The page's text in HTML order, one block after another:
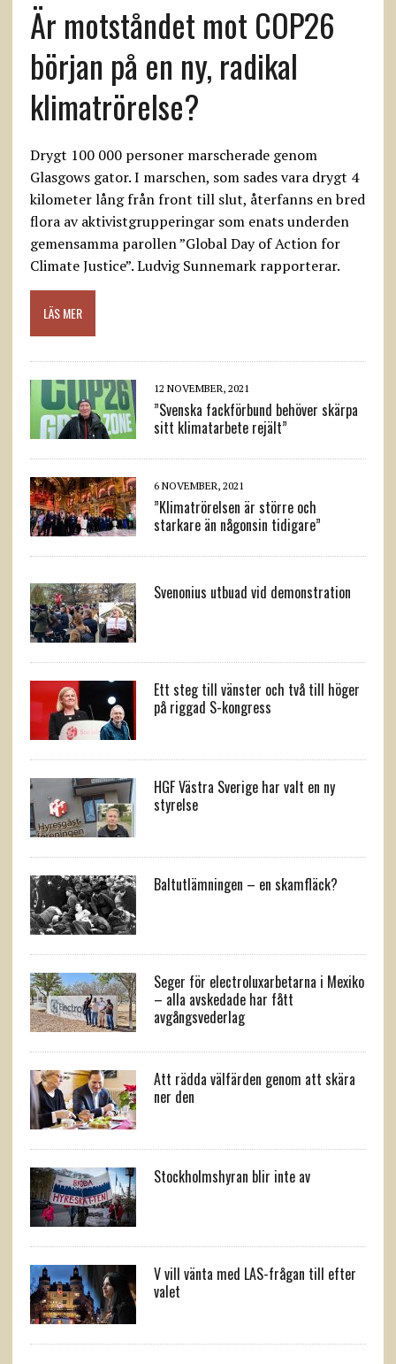
Är motståndet mot COP26
början på en ny, radikal
klimatrörelse?
Drygt 100 000 personer marscherade genom
Glasgows gator. I marschen, som sades vara drygt 4
kilometer lång från front till slut, återfanns en bred
flora av aktivistgrupperingar som enats underden
gemensamma parollen ”Global Day of Action for
Climate Justice”. Ludvig Sunnemark rapporterar.
LÄS MER
12 NOVEMBER, 2021
”Svenska fackförbund behöver skärpa
sitt klimatarbete rejält”
6 NOVEMBER, 2021
”Klimatrörelsen är större och
starkare än någonsin tidigare”
Svenonius utbuad vid demonstration
Ett steg till vänster och två till höger
på riggad S-kongress
HGF Västra Sverige har valt en ny
styrelse
Baltutlämningen – en skamfläck?
Seger för electroluxarbetarna i Mexiko
– alla avskedade har fått
avgångsvederlag
Att rädda välfärden genom att skära
ner den
Stockholmshyran blir inte av
V vill vänta med LAS-frågan till efter
valet